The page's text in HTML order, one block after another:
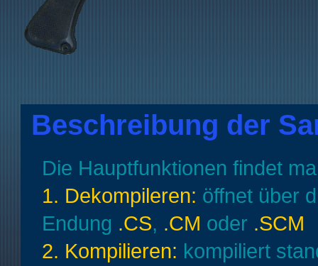
Beschreibung der
Die Hauptfunktionen findet
1. Dekompileren: öffnet über
Endung .CS, .CM oder .SCM
2. Kompilieren: kompiliert